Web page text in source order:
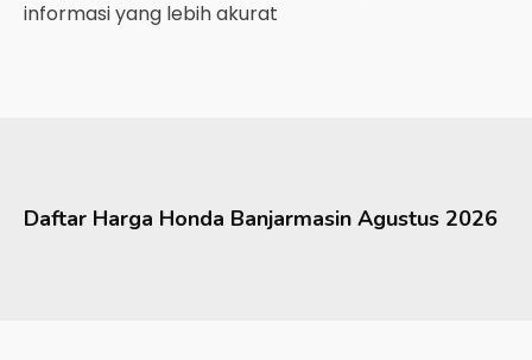
informasi yang lebih akurat
Daftar Harga Honda Banjarmasin Agustus 2026